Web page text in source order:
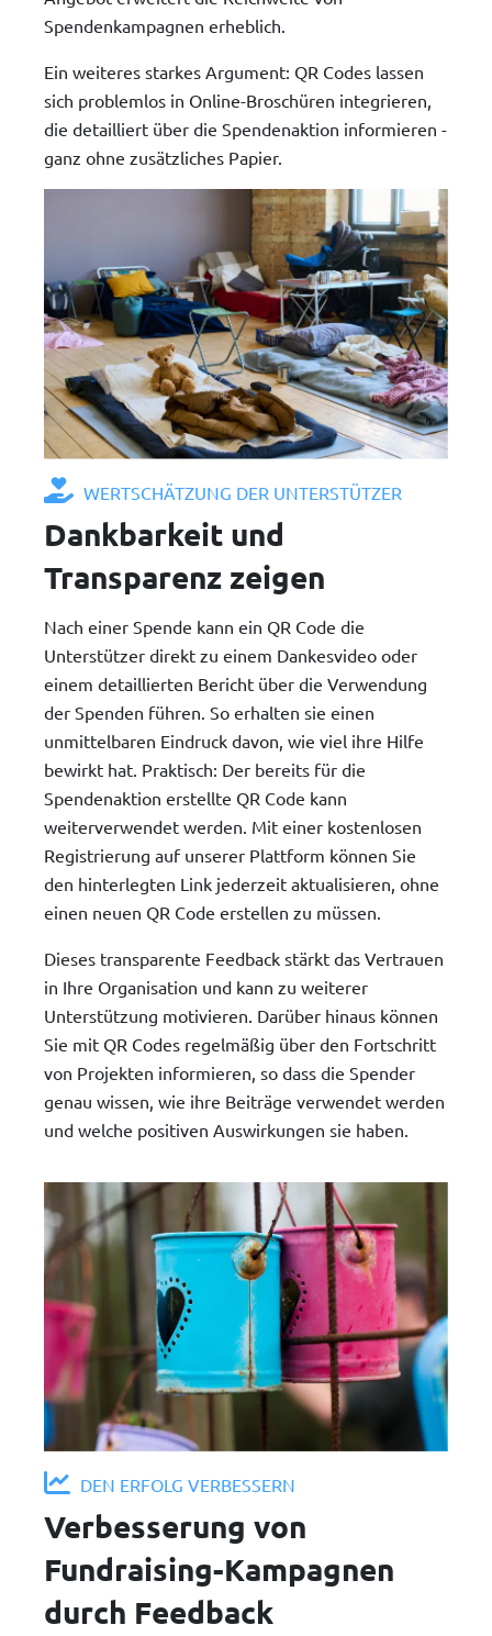
Spendenkampagnen erheblich.
Ein weiteres starkes Argument: QR Codes lassen
sich problemlos in Online-Broschüren integrieren,
die detailliert über die Spendenaktion informieren -
ganz ohne zusätzliches Papier.
WERTSCHÄTZUNG DER UNTERSTÜTZER
Dankbarkeit und
Transparenz zeigen
Nach einer Spende kann ein QR Code die
Unterstützer direkt zu einem Dankesvideo oder
einem detaillierten Bericht über die Verwendung
der Spenden führen. So erhalten sie einen
unmittelbaren Eindruck davon, wie viel ihre Hilfe
bewirkt hat. Praktisch: Der bereits für die
Spendenaktion erstellte QR Code kann
weiterverwendet werden. Mit einer kostenlosen
Registrierung auf unserer Plattform können Sie
den hinterlegten Link jederzeit aktualisieren, ohne
einen neuen QR Code erstellen zu müssen.
Dieses transparente Feedback stärkt das Vertrauen
in Ihre Organisation und kann zu weiterer
Unterstützung motivieren. Darüber hinaus können
Sie mit QR Codes regelmäßig über den Fortschritt
von Projekten informieren, so dass die Spender
genau wissen, wie ihre Beiträge verwendet werden
und welche positiven Auswirkungen sie haben.
DEN ERFOLG VERBESSERN
Verbesserung von
Fundraising-Kampagnen
durch Feedback